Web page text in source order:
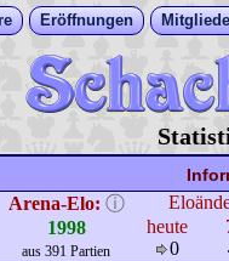
Eröffnungen
Arena-Elo: ⓘ
1998
aus 391 Partien
heute
0